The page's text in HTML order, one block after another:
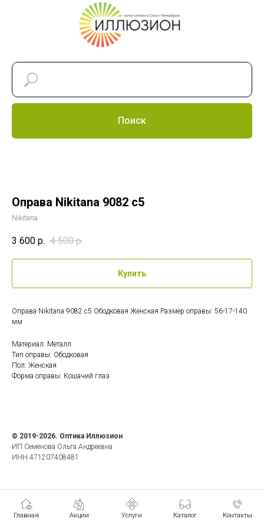
Поиск
Главная Акции Услуги Каталог Контакты
Оправа Nikitana 9082 c5
Nikitana
3 600 р. 4 500 р.
Купить
Оправа Nikitana 9082 c5 Ободковая Женская Размер оправы: 56-17-140
мм
Материал: Металл
Тип оправы: Ободковая
Пол: Женская
Форма оправы: Кошачий глаз
© 2019-2026. Оптика Иллюзион
ИП Семенова Ольга Андреевна
ИНН 471207408481